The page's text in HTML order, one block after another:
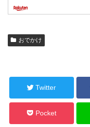
おでかけ
Twitter
Pocket